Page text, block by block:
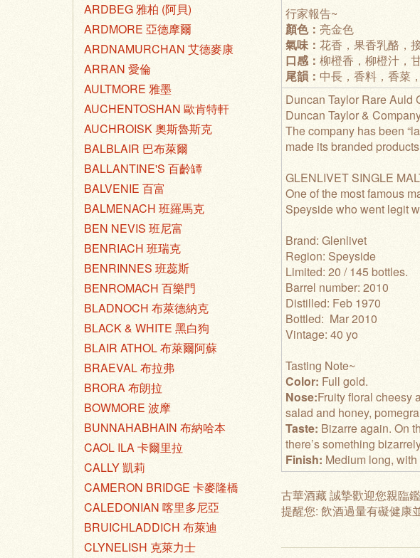
ARDBEG 雅柏 (阿貝)
ARDMORE 亞德摩爾
ARDNAMURCHAN 艾德麥康
ARRAN 愛倫
AULTMORE 雅墨
AUCHENTOSHAN 歐肯特軒
AUCHROISK 奧斯魯斯克
BALBLAIR 巴布萊爾
BALLANTINE'S 百齡罈
BALVENIE 百富
BALMENACH 班羅馬克
BEN NEVIS 班尼富
BENRIACH 班瑞克
BENRINNES 班蕊斯
BENROMACH 百樂門
BLADNOCH 布萊德納克
BLACK & WHITE 黑白狗
BLAIR ATHOL 布萊爾阿蘇
BRAEVAL 布拉弗
BRORA 布朗拉
BOWMORE 波摩
BUNNAHABHAIN 布納哈本
CAOL ILA 卡爾里拉
CALLY 凱莉
CAMERON BRIDGE 卡麥隆橋
CALEDONIAN 喀里多尼亞
BRUICHLADDICH 布萊迪
CLYNELISH 克萊力士
行家報告~
顏色： 亮金色
氣味： 花香，果香乳酪，
口感： 柳橙香，柳橙汁，
尾韻： 中長，香料，香菜
Duncan Taylor Rare Auld
Duncan Taylor &
The company has been
made its branded
GLENLIVET SINGLE
One of the most famous
Speyside who went legit
Brand: Glenlivet
Region: Speyside
Limited: 20 / 145 bottles.
Barrel number: 2010
Distilled: Feb 1970
Bottled: Mar 2010
Vintage: 40 yo
Tasting Note~
Color: Full gold.
Nose:Fruity floral cheesy
salad and honey,
Taste: Bizarre again. On
there’s something
Finish: Medium long,
古華酒藏 誠摯歡迎您親臨
提醒您: 飲酒過量有礙健康